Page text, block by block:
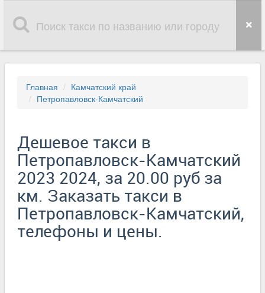
Главная
Камчатский край
Петропавловск-Камчатский
Дешевое такси в
Петропавловск-Камчатский
2023 2024, за 20.00 руб за
км. Заказать такси в
Петропавловск-Камчатский,
телефоны и цены.